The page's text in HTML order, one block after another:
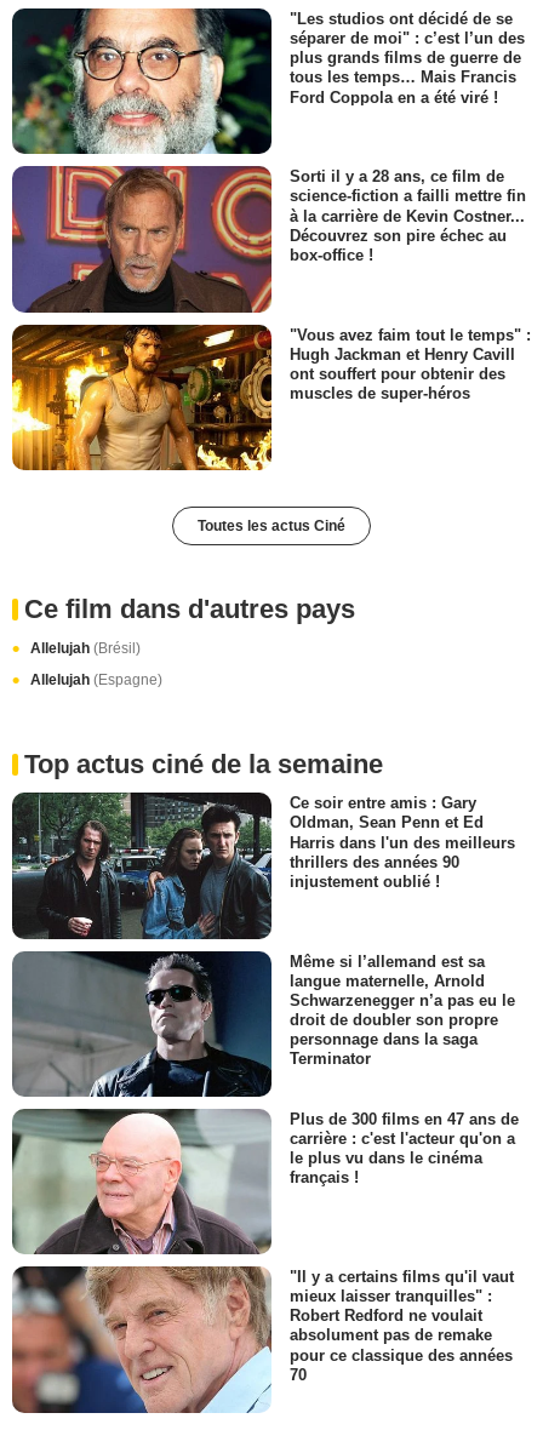
"Les studios ont décidé de se
séparer de moi" : c’est l’un des
plus grands films de guerre de
tous les temps… Mais Francis
Ford Coppola en a été viré !
Sorti il y a 28 ans, ce film de
science-fiction a failli mettre fin
à la carrière de Kevin Costner...
Découvrez son pire échec au
box-office !
"Vous avez faim tout le temps" :
Hugh Jackman et Henry Cavill
ont souffert pour obtenir des
muscles de super-héros
Toutes les actus Ciné
Ce film dans d'autres pays
Allelujah (Brésil)
Allelujah (Espagne)
Top actus ciné de la semaine
Ce soir entre amis : Gary
Oldman, Sean Penn et Ed
Harris dans l'un des meilleurs
thrillers des années 90
injustement oublié !
Même si l’allemand est sa
langue maternelle, Arnold
Schwarzenegger n’a pas eu le
droit de doubler son propre
personnage dans la saga
Terminator
Plus de 300 films en 47 ans de
carrière : c'est l'acteur qu'on a
le plus vu dans le cinéma
français !
"Il y a certains films qu'il vaut
mieux laisser tranquilles" :
Robert Redford ne voulait
absolument pas de remake
pour ce classique des années
70